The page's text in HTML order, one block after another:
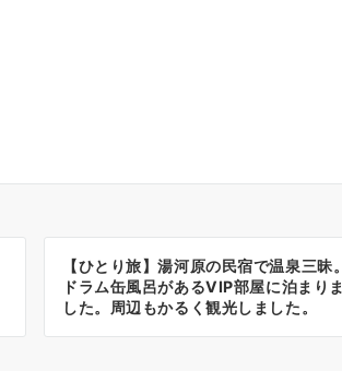
【ひとり旅】湯河原の民宿で温泉三昧。
ドラム缶風呂があるVIP部屋に泊まりま
した。周辺もかるく観光しました。